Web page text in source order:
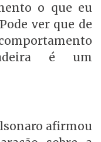
o que eu
ver que de
é um
afirmou